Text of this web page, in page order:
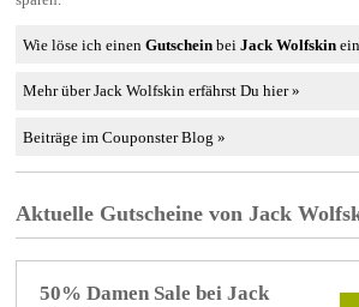
Wie löse ich einenGutschein beiJack Wolfskin
Mehr über Jack Wolfskin erfährst Du hier »
Beiträge im Couponster Blog »
Aktuelle Gutscheine von Jack
50% Damen Sale bei Jack